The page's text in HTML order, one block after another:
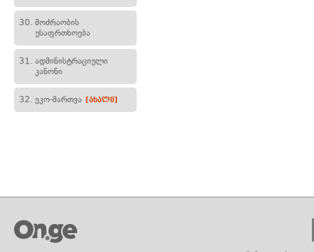
30. მოძრაობის
უსაფრთხოება
31. ადმინისტრაციული
კანონი
32. ეკო-მართვა [ახალი]